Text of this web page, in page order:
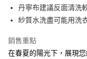
大哥付你分期
相關說明
1.本服務由台灣大哥大提供
2.付款方式選擇「大哥付你
流程，驗證手機門號後，選
ATM付款
丹寧布建議反面清洗
紗質水洗盡可能用洗
銷售重點
在春夏的陽光下，展現